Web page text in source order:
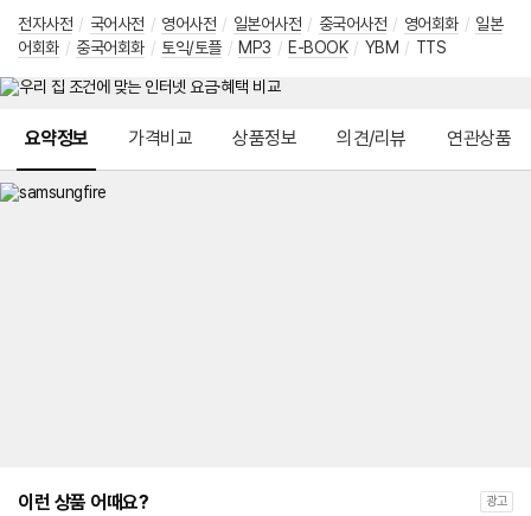
전자사전 / 국어사전 / 영어사전 / 일본어사전 / 중국어사전 / 영어회화 / 일본
어회화 / 중국어회화 / 토익/토플 / MP3 / E-BOOK / YBM / TTS
요약정보 가격비교 상품정보 의견/리뷰 연관상품
이런 상품 어때요? 광고